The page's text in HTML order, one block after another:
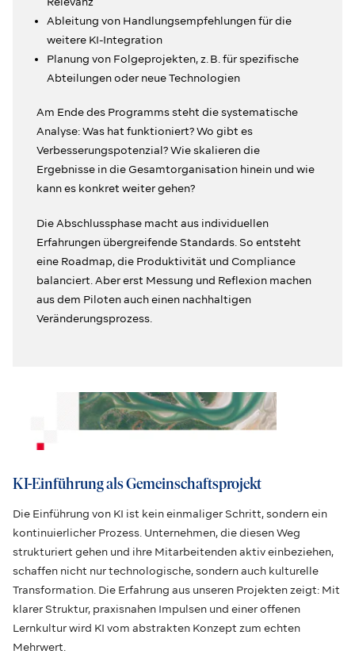
Ableitung von Handlungsempfehlungen für die
weitere KI-Integration
Planung von Folgeprojekten, z. B. für spezifische
Abteilungen oder neue Technologien
Am Ende des Programms steht die systematische
Analyse: Was hat funktioniert? Wo gibt es
Verbesserungspotenzial? Wie skalieren die
Ergebnisse in die Gesamtorganisation hinein und wie
kann es konkret weiter gehen?
Die Abschlussphase macht aus individuellen
Erfahrungen übergreifende Standards. So entsteht
eine Roadmap, die Produktivität und Compliance
balanciert. Aber erst Messung und Reflexion machen
aus dem Piloten auch einen nachhaltigen
Veränderungsprozess.
KI-Einführung als Gemeinschaftsprojekt
Die Einführung von KI ist kein einmaliger Schritt, sondern ein
kontinuierlicher Prozess. Unternehmen, die diesen Weg
strukturiert gehen und ihre Mitarbeitenden aktiv einbeziehen,
schaffen nicht nur technologische, sondern auch kulturelle
Transformation. Die Erfahrung aus unseren Projekten zeigt: Mit
klarer Struktur, praxisnahen Impulsen und einer offenen
Lernkultur wird KI vom abstrakten Konzept zum echten
Mehrwert.